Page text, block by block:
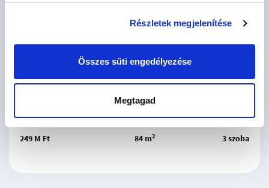
Részletek megjelenítése
Összes süti engedélyezése
Megtagad
Várható átadás: 2026. III. negyedév
Budapest XI. kerület, Őrmező
249 M Ft
84 m2 3 szoba